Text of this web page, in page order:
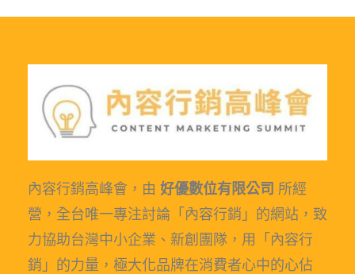
內容行銷高峰會，由 好優數位有限公司 所經
營，全台唯一專注討論「內容行銷」的網站，致
力協助台灣中小企業、新創團隊，用「內容行
銷」的力量，極大化品牌在消費者心中的心佔